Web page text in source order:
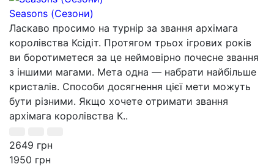
Seasons (Сезони)
Ласкаво просимо на турнір за звання архімага
королівства Ксідіт. Протягом трьох ігрових років
ви боротиметеся за це неймовірно почесне звання
з іншими магами. Мета одна — набрати найбільше
кристалів. Способи досягнення цієї мети можуть
бути різними. Якщо хочете отримати звання
архімага королівства К..
2649 грн
1950 грн